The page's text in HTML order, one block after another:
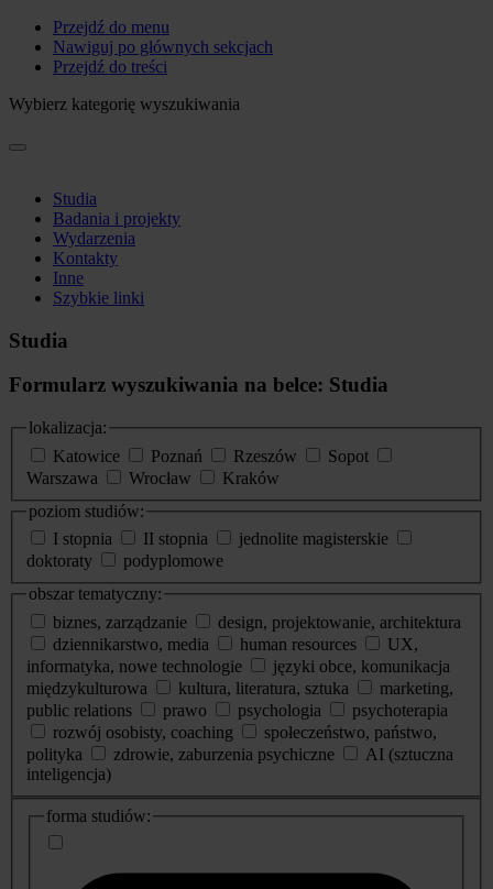
Przejdź do menu
Nawiguj po głównych sekcjach
Przejdź do treści
Wybierz kategorię wyszukiwania
Studia
Badania i projekty
Wydarzenia
Kontakty
Inne
Szybkie linki
Studia
Formularz wyszukiwania na belce: Studia
lokalizacja:
Katowice
Poznań Rzeszów
Sopot
Warszawa
Wrocław
Kraków
poziom studiów:
I stopnia
II stopnia
jednolite magisterskie
doktoraty
podyplomowe
obszar tematyczny:
biznes, zarządzanie
design, projektowanie, architektura
dziennikarstwo, media
human resources
UX,
informatyka, nowe technologie
języki obce, komunikacja
międzykulturowa
kultura, literatura, sztuka
marketing,
public relations
prawo psychologia
psychoterapia
rozwój osobisty, coaching
społeczeństwo, państwo,
polityka
zdrowie, zaburzenia psychiczne
AI (sztuczna
inteligencja)
dodatkowe
informacje
forma studiów: